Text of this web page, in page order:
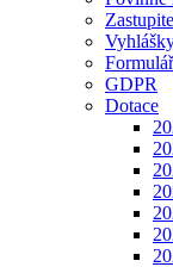
GDPR
Dotace